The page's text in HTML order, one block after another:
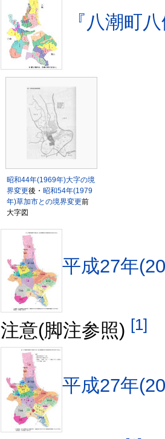
『八潮町
昭和44年(1969年)大字の境
界変更後・ 昭和54年(1979
年)草加市との境界変更前
大字図
平成27年
注意(脚注参照) [1]
平成27年